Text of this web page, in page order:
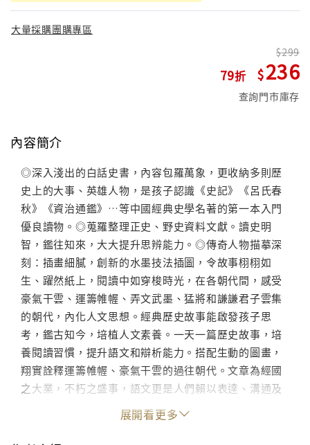
大量採購團購專區
79
299
236
查詢門市庫存
內容簡介
◎深入淺出的白話史書，內容包羅萬象，更收納多則歷
史上的大事、英雄人物，是孩子認識《史記》《呂氏春
秋》《資治通鑑》…等中國經典史學名著的第一本入門
優良讀物。◎蒐羅整理正史、野史資料文獻。讀史明
智，鑑往知來，大大提升思辨能力。◎傳奇人物描摹深
刻：插畫細膩，創新的水墨技法插圖，令故事栩栩如
生、躍然紙上，閱讀中如穿梭時光，在各朝代間，感受
豪氣干雲、運籌帷幄、弄文武墨、猛將和謙謙君子雲集
的朝代，內化人文思想。經典歷史故事能啟發孩子思
考，鑑古知今，培植人文素養。一天一篇歷史故事，培
養閱讀習慣，提升語文和辯析能力。搭配生動的圖畫，
翔實詮釋運籌帷幄、豪氣干雲的過往朝代。文章為經國
之大業，不朽之盛事，語文更是人們賴以表達、溝通及
學習的重要工具。「國語文啟蒙全集」《彩繪歷史故事
（1）、（2）》精選多則歷史故事，貫穿古今，白話詮
釋中國著名史學經典，篇篇見解精闢、內蘊警世深刻。
展開看更多